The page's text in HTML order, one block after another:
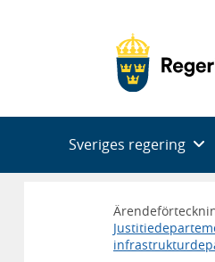
Sveriges regering